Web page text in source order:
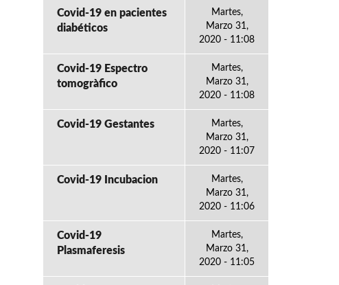
Covid-19 en pacientes
diabéticos
Martes,
Marzo 31,
2020 - 11:08
Covid-19 Espectro
tomogràfico
Martes,
Marzo 31,
2020 - 11:08
Covid-19 Gestantes
Martes,
Marzo 31,
2020 - 11:07
Covid-19 Incubacion
Martes,
Marzo 31,
2020 - 11:06
Covid-19
Plasmaferesis
Martes,
Marzo 31,
2020 - 11:05